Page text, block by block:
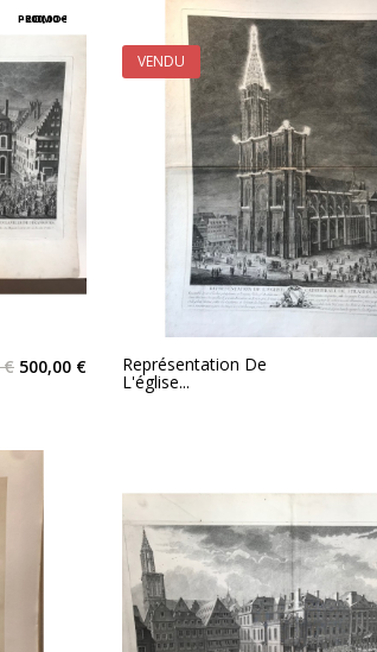
PROMO !
-200,00 €
€ 500,00 € Représentation De
L'église...
VENDU